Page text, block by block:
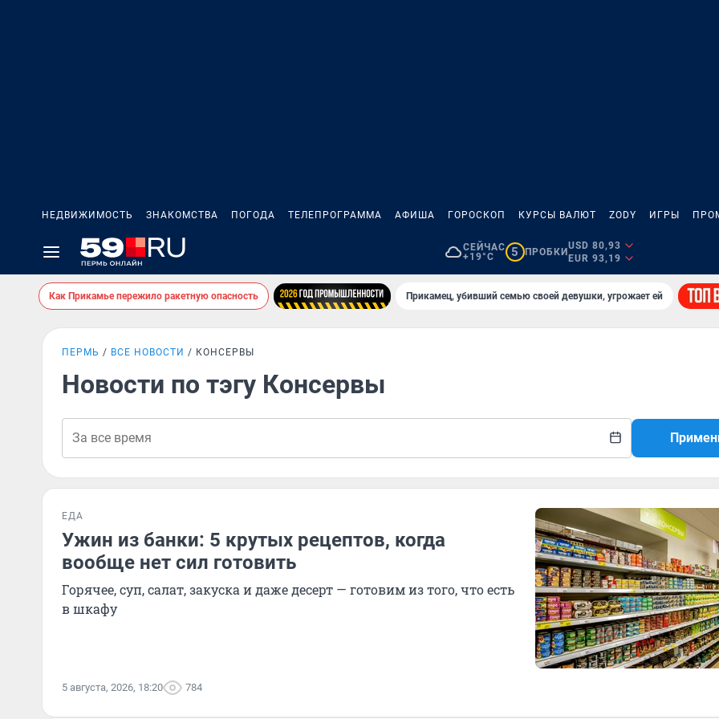
НЕДВИЖИМОСТЬ ЗНАКОМСТВА ПОГОДА ТЕЛЕПРОГРАММА АФИША ГОРОСКОП КУРСЫ ВАЛЮТ ZODY ИГРЫ
СЕЙЧАС
+19°C
5 ПРОБКИ
USD 80,93
EUR 93,19
Как Прикамье пережило ракетную опасность Прикамец, убивший семью своей девушки, угрожает ей
ПЕРМЬ ВСЕ НОВОСТИ КОНСЕРВЫ
Новости по тэгу Консервы
ЕДА
Ужин из банки: 5 крутых рецептов, когда
вообще нет сил готовить
Горячее, суп, салат, закуска и даже десерт — готовим из того, что есть
в шкафу
5 августа, 2026, 18:20 784